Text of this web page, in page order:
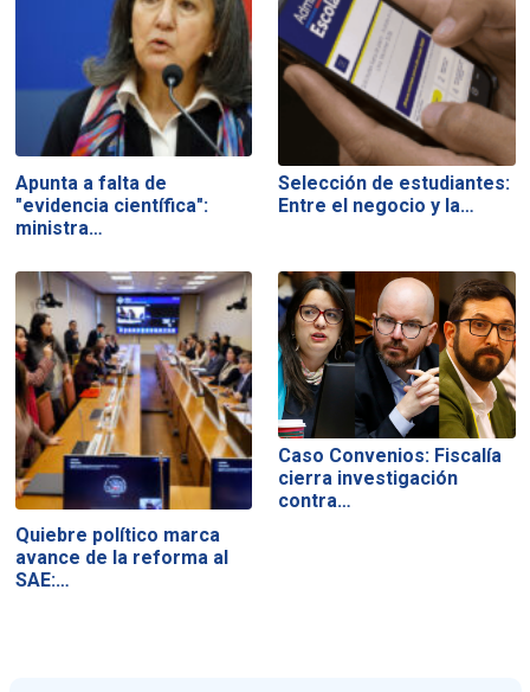
Apunta a falta de
"evidencia científica":
ministra…
Selección de estudiantes:
Entre el negocio y la…
Quiebre político marca
avance de la reforma al
SAE:…
Caso Convenios: Fiscalía
cierra investigación
contra…